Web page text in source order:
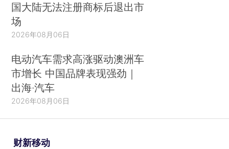
国大陆无法注册商标后退出市
场
2026年08月06日
电动汽车需求高涨驱动澳洲车
市增长 中国品牌表现强劲｜
出海·汽车
2026年08月06日
财新移动